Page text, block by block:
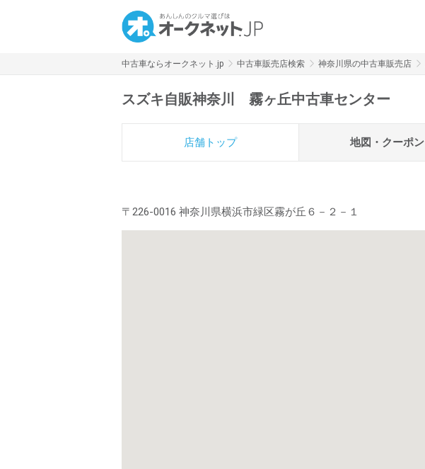
中古車ならオークネット.jp 中古車販売店検索 神奈川県の中古車販売店
スズキ自販神奈川 霧ヶ丘中古車センター
店舗トップ 地図・クーポン
〒226-0016 神奈川県横浜市緑区霧が丘６－２－１